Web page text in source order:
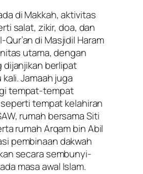
di Makkah, aktivitas
salat, zikir, doa, dan
Qur’an di Masjidil Haram
utama, dengan
dijanjikan berlipat
Jamaah juga
tempat-tempat
tempat kelahiran
rumah bersama Siti
rumah Arqam bin Abil
pembinaan dakwah
secara sembunyi-
masa awal Islam.